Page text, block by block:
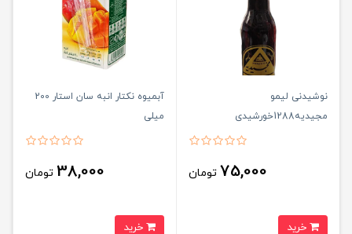
نوشیدنی لیمو
مجیدیه1288خورشیدی
75,000 تومان
آبمیوه نکتار انبه سان استار 200
میلی
38,000 تومان